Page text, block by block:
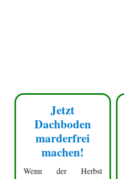
Jetzt
Dachboden
marderfrei
machen!
Wenn der Herbst